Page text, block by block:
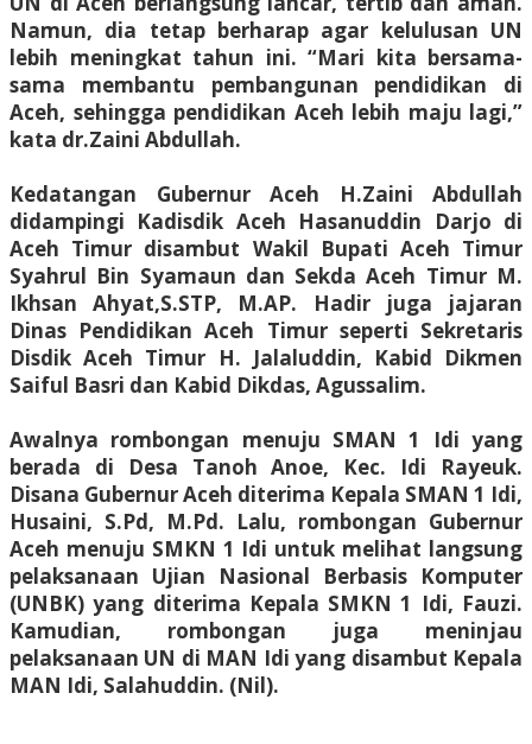
Namun, dia tetap berharap agar kelulusan UN
lebih meningkat tahun ini. “Mari kita bersama-
sama membantu pembangunan pendidikan di
Aceh, sehingga pendidikan Aceh lebih maju lagi,”
kata dr.Zaini Abdullah.
Kedatangan Gubernur Aceh H.Zaini Abdullah
didampingi Kadisdik Aceh Hasanuddin Darjo di
Aceh Timur disambut Wakil Bupati Aceh Timur
Syahrul Bin Syamaun dan Sekda Aceh Timur M.
Ikhsan Ahyat,S.STP, M.AP. Hadir juga jajaran
Dinas Pendidikan Aceh Timur seperti Sekretaris
Disdik Aceh Timur H. Jalaluddin, Kabid Dikmen
Saiful Basri dan Kabid Dikdas, Agussalim.
Awalnya rombongan menuju SMAN 1 Idi yang
berada di Desa Tanoh Anoe, Kec. Idi Rayeuk.
Disana Gubernur Aceh diterima Kepala SMAN 1 Idi,
Husaini, S.Pd, M.Pd. Lalu, rombongan Gubernur
Aceh menuju SMKN 1 Idi untuk melihat langsung
pelaksanaan Ujian Nasional Berbasis Komputer
(UNBK) yang diterima Kepala SMKN 1 Idi, Fauzi.
Kamudian, rombongan juga meninjau
pelaksanaan UN di MAN Idi yang disambut Kepala
MAN Idi, Salahuddin. (Nil).